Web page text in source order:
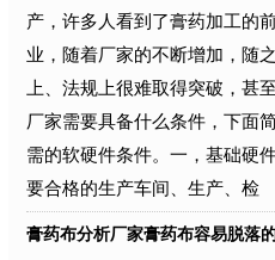
产，许多人看到了膏药加工的
业，随着厂家的不断增加，随
上、法规上很难取得突破，甚
厂家需要具备什么条件，下面
需的软硬件条件。一，基础硬
要合格的生产车间、生产、检
膏药布分析厂家膏药布容易脱落